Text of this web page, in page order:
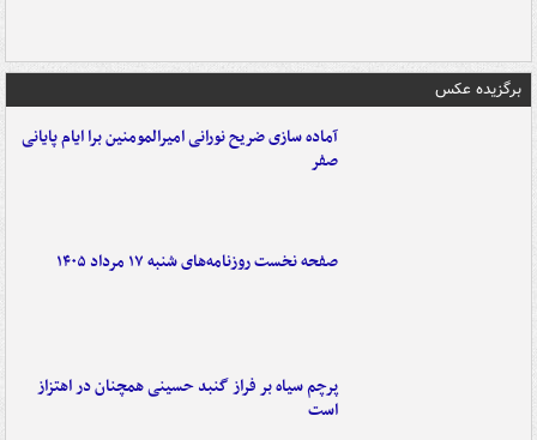
برگزیده عکس
آماده سازی ضریح نورانی امیرالمومنین برا ایام پایانی
صفر
صفحه نخست روزنامه‌های شنبه ۱۷ مرداد ۱۴۰۵
پرچم سیاه بر فراز گنبد حسینی همچنان در اهتزاز
است